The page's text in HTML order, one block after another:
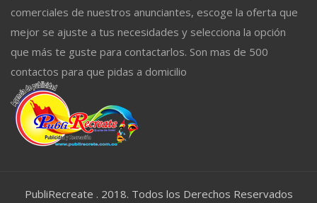
comerciales de nuestros anunciantes, escoge la oferta que
mejor se ajuste a tus necesidades y selecciona la opción
que más te guste para contactarlos. Son mas de 500
contactos para que pidas a domicilio
PubliRecreate . 2018. Todos los Derechos Reservados